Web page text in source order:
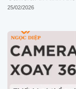
25/02/2026